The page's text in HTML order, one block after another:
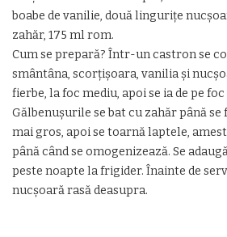
boabe de vanilie, două linguriţe
zahăr, 175 ml rom.
Cum se prepară? Într-un castron se
smântâna, scorţişoara, vanilia şi
fierbe, la foc mediu, apoi se ia de pe
Gălbenuşurile se bat cu zahăr până
mai gros, apoi se toarnă laptele,
până când se omogenizează. Se
peste noapte la frigider. Înainte de
nucşoară rasă deasupra.